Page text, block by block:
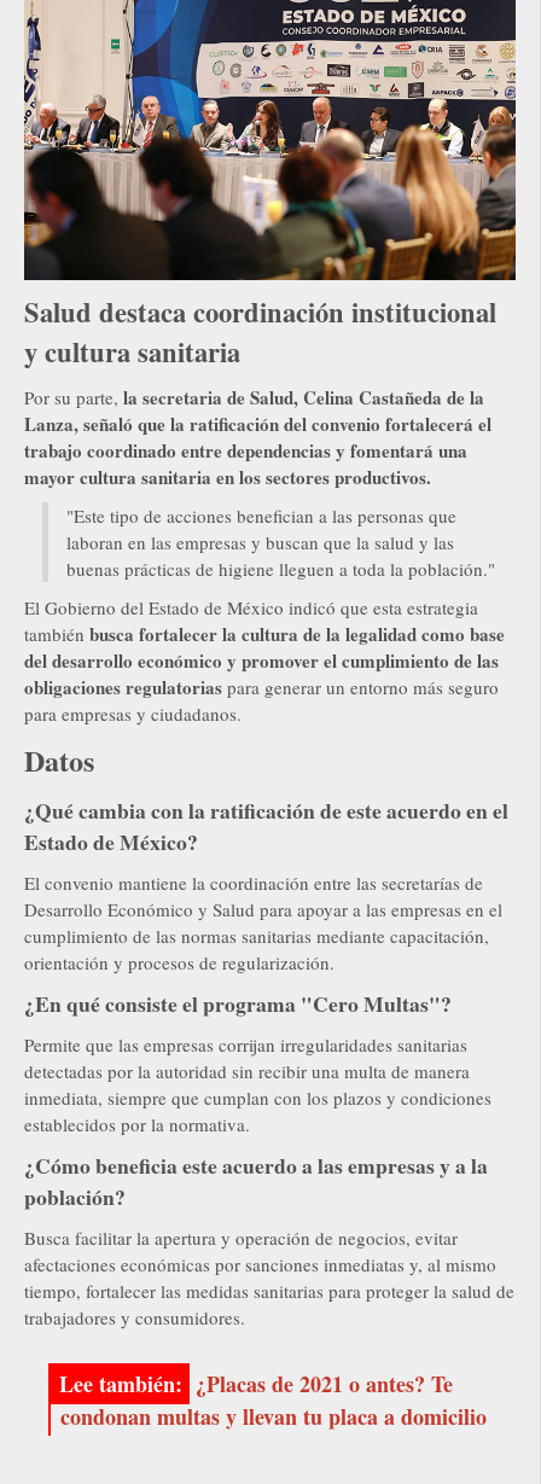
Salud destaca coordinación institucional
y cultura sanitaria
Por su parte, la secretaria de Salud, Celina Castañeda de la
Lanza, señaló que la ratificación del convenio fortalecerá el
trabajo coordinado entre dependencias y fomentará una
mayor cultura sanitaria en los sectores productivos.
"Este tipo de acciones benefician a las personas que
laboran en las empresas y buscan que la salud y las
buenas prácticas de higiene lleguen a toda la población."
El Gobierno del Estado de México indicó que esta estrategia
también busca fortalecer la cultura de la legalidad como base
del desarrollo económico y promover el cumplimiento de las
obligaciones regulatorias para generar un entorno más seguro
para empresas y ciudadanos.
Datos
¿Qué cambia con la ratificación de este acuerdo en el
Estado de México?
El convenio mantiene la coordinación entre las secretarías de
Desarrollo Económico y Salud para apoyar a las empresas en el
cumplimiento de las normas sanitarias mediante capacitación,
orientación y procesos de regularización.
¿En qué consiste el programa "Cero Multas"?
Permite que las empresas corrijan irregularidades sanitarias
detectadas por la autoridad sin recibir una multa de manera
inmediata, siempre que cumplan con los plazos y condiciones
establecidos por la normativa.
¿Cómo beneficia este acuerdo a las empresas y a la
población?
Busca facilitar la apertura y operación de negocios, evitar
afectaciones económicas por sanciones inmediatas y, al mismo
tiempo, fortalecer las medidas sanitarias para proteger la salud de
trabajadores y consumidores.
¿Placas de 2021 o antes? Te
condonan multas y llevan tu placa a domicilio